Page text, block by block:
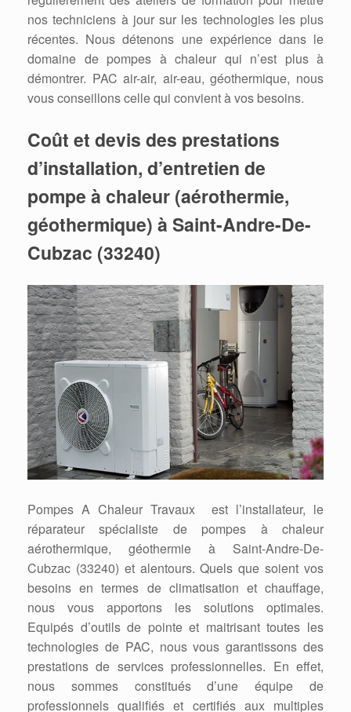
nos techniciens à jour sur les technologies les plus
récentes. Nous détenons une expérience dans le
domaine de pompes à chaleur qui n’est plus à
démontrer. PAC air-air, air-eau, géothermique, nous
vous conseillons celle qui convient à vos besoins.
Coût et devis des prestations
d’installation, d’entretien de
pompe à chaleur (aérothermie,
géothermique) à Saint-Andre-De-
Cubzac (33240)
Pompes A Chaleur Travaux est l’installateur, le
réparateur spécialiste de pompes à chaleur
aérothermique, géothermie à Saint-Andre-De-
Cubzac (33240) et alentours. Quels que soient vos
besoins en termes de climatisation et chauffage,
nous vous apportons les solutions optimales.
Equipés d’outils de pointe et maitrisant toutes les
technologies de PAC, nous vous garantissons des
prestations de services professionnelles. En effet,
nous sommes constitués d’une équipe de
professionnels qualifiés et certifiés aux multiples